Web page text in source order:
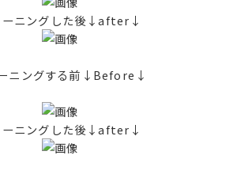
ーニングした後↓after↓
ニングする前↓Before↓
ーニングした後↓after↓